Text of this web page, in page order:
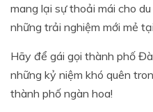
mang lại sự thoải mái cho
những trải nghiệm mới mẻ
Hãy để gái gọi thành phố
những kỷ niệm khó quên
thành phố ngàn hoa!